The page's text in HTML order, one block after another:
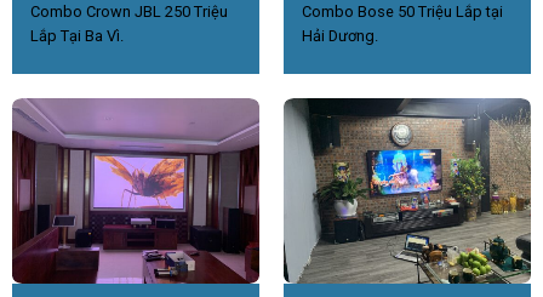
Combo Crown JBL 250 Triệu
Lắp Tại Ba Vì.
Combo Bose 50 Triệu Lắp tại
Hải Dương.